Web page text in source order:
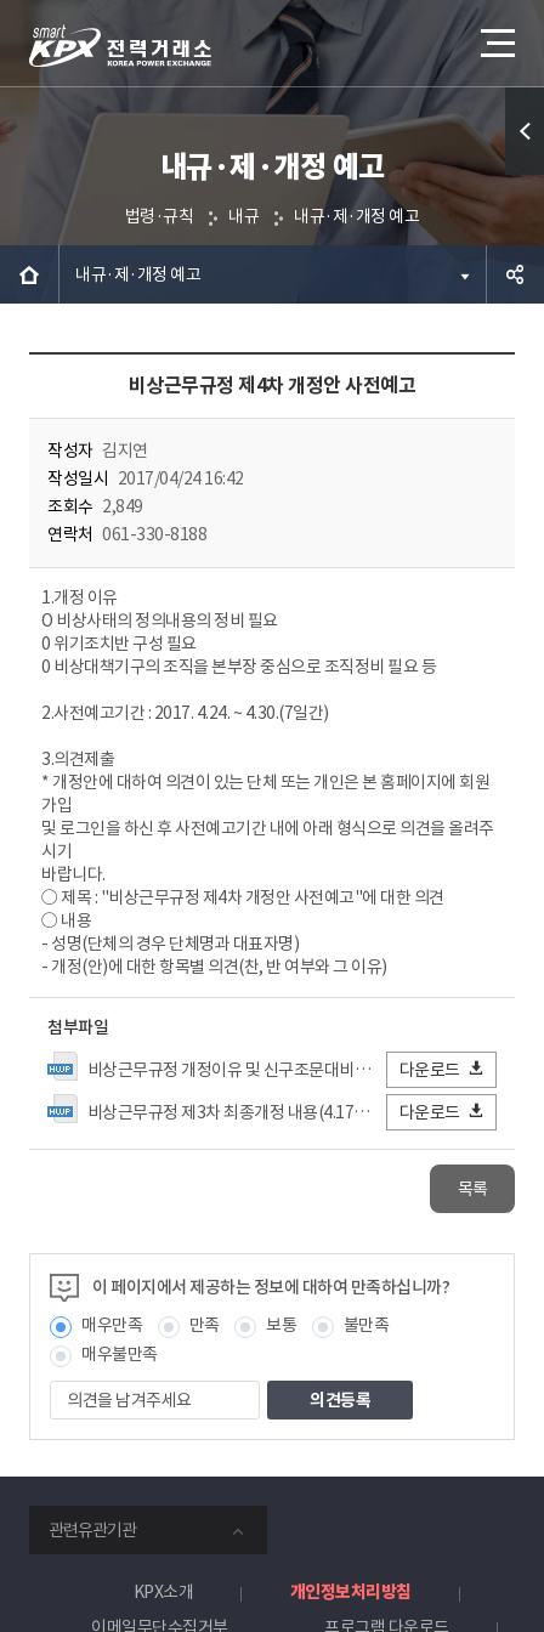
내규·제·개정 예고
법령·규칙 내규 내규·제·개정 예고
내규·제·개정 예고
비상근무규정 제4차 개정안 사전예고
작성자 김지연
작성일시 2017/04/24 16:42
조회수 2,849
연락처 061-330-8188
1.개정 이유
O 비상사태의 정의내용의 정비 필요
0 위기조치반 구성 필요
0 비상대책기구의 조직을 본부장 중심으로 조직정비 필요 등
2.사전예고기간 : 2017. 4.24. ~ 4.30.(7일간)
3.의견제출
* 개정안에 대하여 의견이 있는 단체 또는 개인은 본 홈페이지에 회원
가입
및 로그인을 하신 후 사전예고기간 내에 아래 형식으로 의견을 올려주
시기
바랍니다.
○ 제목 : "비상근무규정 제4차 개정안 사전예고"에 대한 의견
○ 내용
- 성명(단체의 경우 단체명과 대표자명)
- 개정(안)에 대한 항목별 의견(찬, 반 여부와 그 이유)
첨부파일
비상근무규정 개정이유 및 신구조문대비표(최종).hwp
다운로드
비상근무규정 제3차 최종개정 내용(4.17).hwp
다운로드
목록
이 페이지에서 제공하는 정보에 대하여 만족하십니까?
매우만족
만족 보통
불만족
매우불만족
의
견
을
겨
주
세
요
관련유관기관
KPX소개
개인정보처리방침
이메일무단수집거부
프로그램 다운로드
퀵메